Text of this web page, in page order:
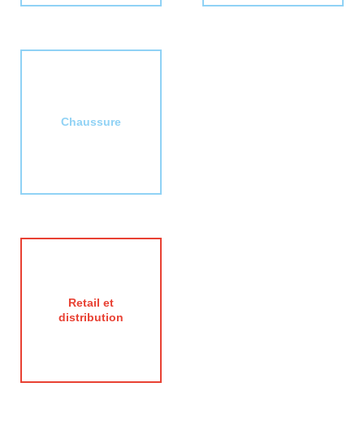
Chaussure
Retail et
distribution